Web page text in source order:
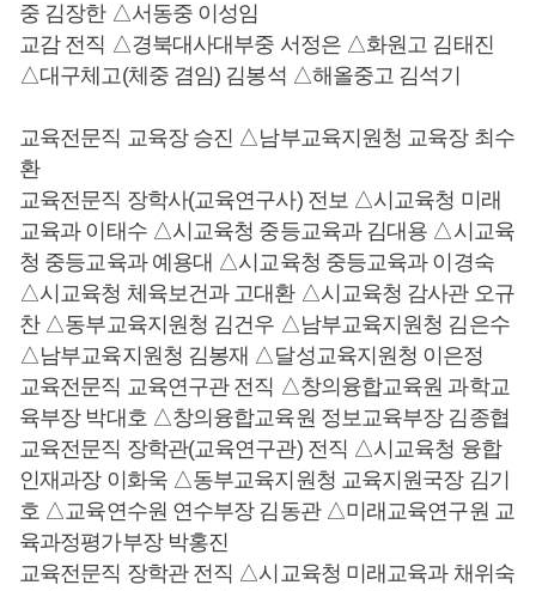
중 김장한 △서동중 이성임
교감 전직 △경북대사대부중 서정은 △화원고 김태진
△대구체고(체중 겸임) 김봉석 △해올중고 김석기
교육전문직 교육장 승진 △남부교육지원청 교육장 최수
환
교육전문직 장학사(교육연구사) 전보 △시교육청 미래
교육과 이태수 △시교육청 중등교육과 김대용 △시교육
청 중등교육과 예용대 △시교육청 중등교육과 이경숙
△시교육청 체육보건과 고대환 △시교육청 감사관 오규
찬 △동부교육지원청 김건우 △남부교육지원청 김은수
△남부교육지원청 김봉재 △달성교육지원청 이은정
교육전문직 교육연구관 전직 △창의융합교육원 과학교
육부장 박대호 △창의융합교육원 정보교육부장 김종협
교육전문직 장학관(교육연구관) 전직 △시교육청 융합
인재과장 이화욱 △동부교육지원청 교육지원국장 김기
호 △교육연수원 연수부장 김동관 △미래교육연구원 교
육과정평가부장 박홍진
교육전문직 장학관 전직 △시교육청 미래교육과 채위숙